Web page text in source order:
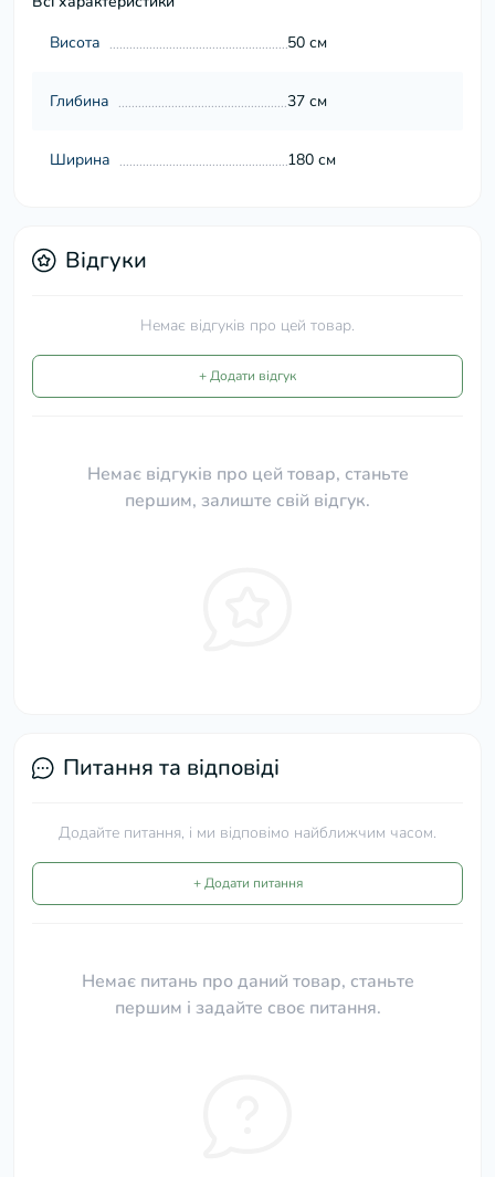
Висота
50 см
Глибина 37 см
Ширина 180 см
Відгуки
Немає відгуків про цей товар.
+ Додати відгук
Немає відгуків про цей товар, станьте
першим, залиште свій відгук.
Питання та відповіді
Додайте питання, і ми відповімо найближчим часом.
+ Додати питання
Немає питань про даний товар, станьте
першим і задайте своє питання.